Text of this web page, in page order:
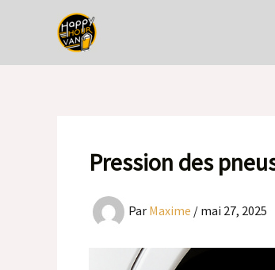
Pression des
Par Maxime / mai 27, 2025